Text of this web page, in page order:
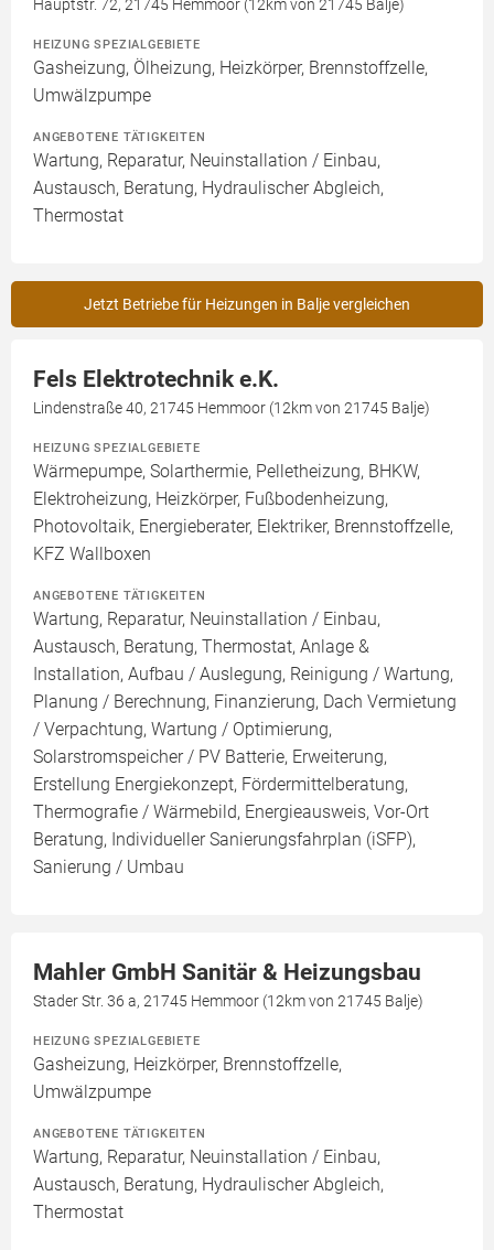
Hauptstr. 72, 21745 Hemmoor (12km von 21745 Balje)
HEIZUNG SPEZIALGEBIETE
Gasheizung, Ölheizung, Heizkörper, Brennstoffzelle,
Umwälzpumpe
ANGEBOTENE TÄTIGKEITEN
Wartung, Reparatur, Neuinstallation / Einbau,
Austausch, Beratung, Hydraulischer Abgleich,
Thermostat
Jetzt Betriebe für Heizungen in Balje vergleichen
Fels Elektrotechnik e.K.
Lindenstraße 40, 21745 Hemmoor (12km von 21745 Balje)
HEIZUNG SPEZIALGEBIETE
Wärmepumpe, Solarthermie, Pelletheizung, BHKW,
Elektroheizung, Heizkörper, Fußbodenheizung,
Photovoltaik, Energieberater, Elektriker, Brennstoffzelle,
KFZ Wallboxen
ANGEBOTENE TÄTIGKEITEN
Wartung, Reparatur, Neuinstallation / Einbau,
Austausch, Beratung, Thermostat, Anlage &
Installation, Aufbau / Auslegung, Reinigung / Wartung,
Planung / Berechnung, Finanzierung, Dach Vermietung
/ Verpachtung, Wartung / Optimierung,
Solarstromspeicher / PV Batterie, Erweiterung,
Erstellung Energiekonzept, Fördermittelberatung,
Thermografie / Wärmebild, Energieausweis, Vor-Ort
Beratung, Individueller Sanierungsfahrplan (iSFP),
Sanierung / Umbau
Mahler GmbH Sanitär & Heizungsbau
Stader Str. 36 a, 21745 Hemmoor (12km von 21745 Balje)
HEIZUNG SPEZIALGEBIETE
Gasheizung, Heizkörper, Brennstoffzelle,
Umwälzpumpe
ANGEBOTENE TÄTIGKEITEN
Wartung, Reparatur, Neuinstallation / Einbau,
Austausch, Beratung, Hydraulischer Abgleich,
Thermostat